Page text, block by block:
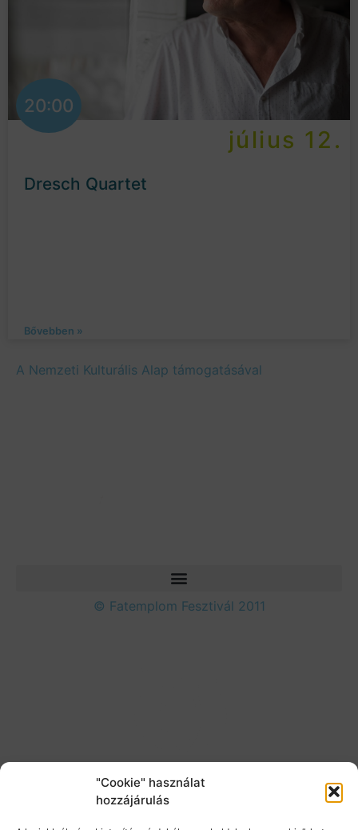
"Cookie" használat
hozzájárulás
20:00
július 12.
Dresch Quartet
Bővebben »
A Nemzeti Kulturális Alap támogatásával
© Fatemplom Fesztivál 2011